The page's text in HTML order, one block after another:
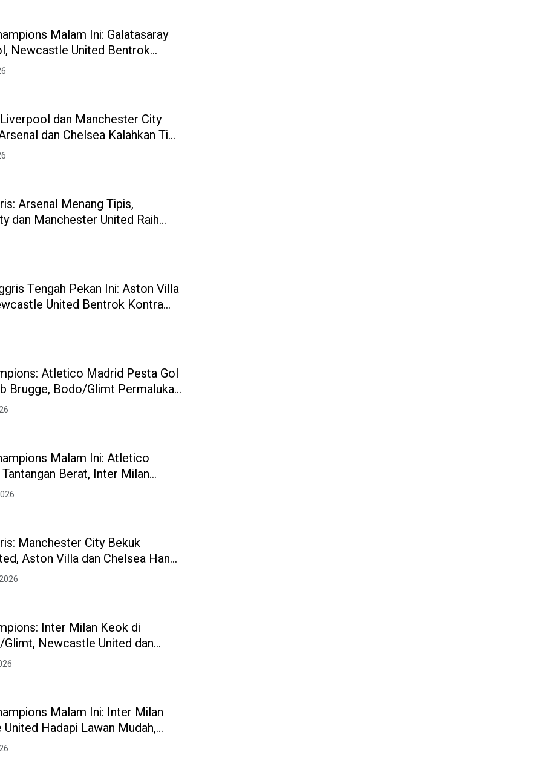
Malam Ini: Galatasaray
Newcastle United Bentrok
dan Manchester City
dan Chelsea Kalahkan Tim
Arsenal Menang Tipis,
dan Manchester United Raih
Tengah Pekan Ini: Aston Villa
United Bentrok Kontra
Atletico Madrid Pesta Gol
Brugge, Bodo/Glimt Permalukan
Malam Ini: Atletico
Berat, Inter Milan
Kontra Bodo/Glimt
Manchester City Bekuk
Aston Villa dan Chelsea Hanya
Inter Milan Keok di
Newcastle United dan
Menang Meyakinkan
Malam Ini: Inter Milan
Hadapi Lawan Mudah,
Bayer Leverkusen Wajib